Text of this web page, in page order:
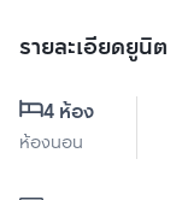
รายละเอียดยูนิต
4 ห้อง
ห้องนอน